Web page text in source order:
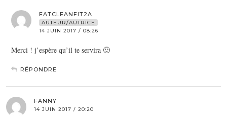
EATCLEANFIT2A
AUTEUR/AUTRICE
14 JUIN 2017 / 08:26
Merci ! j’espère qu’il te servira 🙂
RÉPONDRE
FANNY
14 JUIN 2017 / 20:20